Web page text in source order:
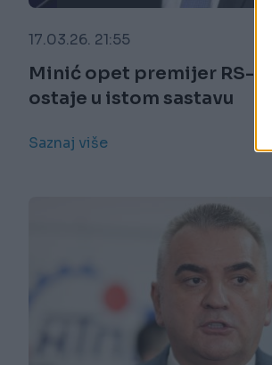
17.03.26. 21:55
Minić opet premijer RS-a:
ostaje u istom sastavu
Saznaj više